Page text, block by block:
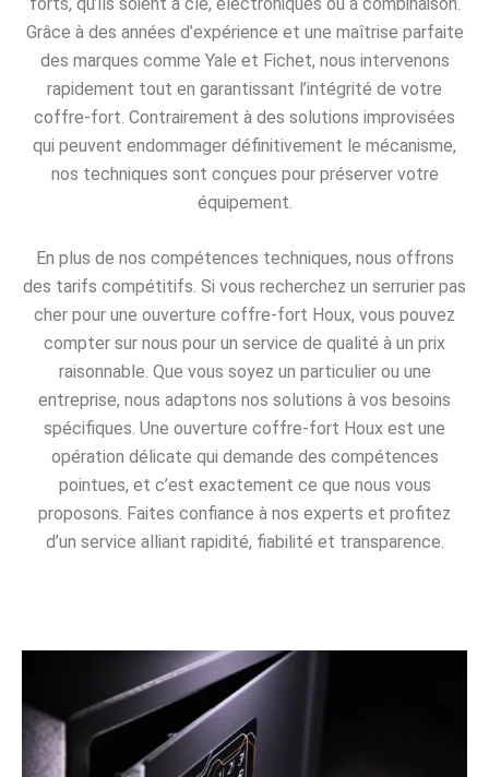
Grâce à des années d’expérience et une maîtrise parfaite
des marques comme Yale et Fichet, nous intervenons
rapidement tout en garantissant l’intégrité de votre
coffre-fort. Contrairement à des solutions improvisées
qui peuvent endommager définitivement le mécanisme,
nos techniques sont conçues pour préserver votre
équipement.
En plus de nos compétences techniques, nous offrons
des tarifs compétitifs. Si vous recherchez un serrurier pas
cher pour une ouverture coffre-fort Houx, vous pouvez
compter sur nous pour un service de qualité à un prix
raisonnable. Que vous soyez un particulier ou une
entreprise, nous adaptons nos solutions à vos besoins
spécifiques. Une ouverture coffre-fort Houx est une
opération délicate qui demande des compétences
pointues, et c’est exactement ce que nous vous
proposons. Faites confiance à nos experts et profitez
d’un service alliant rapidité, fiabilité et transparence.